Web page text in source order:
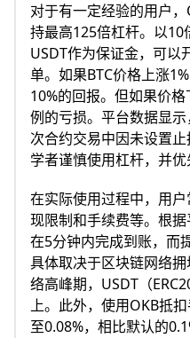
对于有一定经验的用户
持最高125倍杠杆。以
USDT作为保证金，可以
单。如果BTC价格上涨
10%的回报。但如果价
例的亏损。平台数据显
次合约交易中因未设置
学者谨慎使用杠杆，并优
在实际使用过程中，用
现限制和手续费等。根
在5分钟内完成到账，而
具体取决于区块链网络
络高峰期，USDT（
上。此外，使用OKB抵
至0.08%，相比默认的